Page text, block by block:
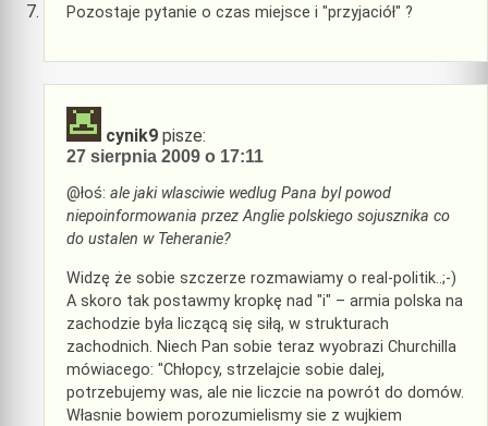
Pozostaje pytanie o czas miejsce i "przyjaciół" ?
cynik9 pisze:
27 sierpnia 2009 o 17:11
@łoś: ale jaki wlasciwie wedlug Pana byl powod
niepoinformowania przez Anglie polskiego sojusznika co
do ustalen w Teheranie?
Widzę że sobie szczerze rozmawiamy o real-politik..;-)
A skoro tak postawmy kropkę nad "i" – armia polska na
zachodzie była liczącą się siłą, w strukturach
zachodnich. Niech Pan sobie teraz wyobrazi Churchilla
mówiacego: "Chłopcy, strzelajcie sobie dalej,
potrzebujemy was, ale nie liczcie na powrót do domów.
Własnie bowiem porozumielismy sie z wujkiem